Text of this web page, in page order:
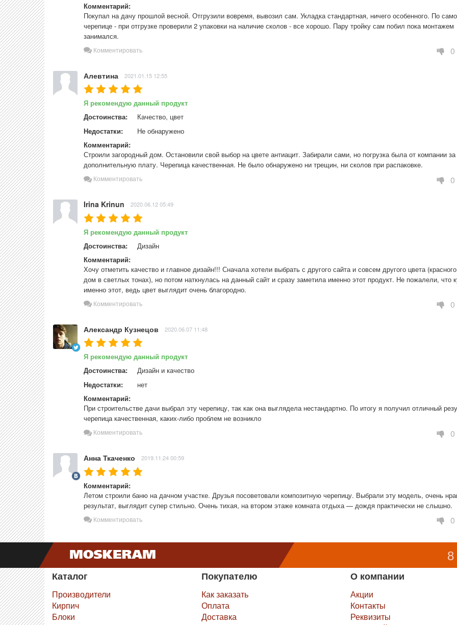
Комментарий:
Покупал на дачу прошлой весной. Отгрузили вовремя, вывозил сам. Укладка стандартная, ничего особенного. По
черепице - при отгрузке проверили 2 упаковки на наличие сколов - все хорошо. Пару тройку сам побил пока монтажем
занимался.
Комментировать 0
Алевтина 2021.01.15 12:55
Я рекомендую данный продукт
Достоинства:
Качество, цвет
Недостатки:
Не обнаружено
Комментарий:
Строили загородный дом. Остановили свой выбор на цвете антиацит. Забирали сами, но погрузка была от компании за
дополнительную плату. Черепица качественная. Не было обнаружено ни трещин, ни сколов при распаковке.
Комментировать 0
Irina Krinun 2020.06.12 05:49
Я рекомендую данный продукт
Достоинства:
Дизайн
Комментарий:
Хочу отметить качество и главное дизайн!!! Сначала хотели выбрать с другого сайта и совсем другого цвета
дом в светлых тонах), но потом наткнулась на данный сайт и сразу заметила именно этот продукт. Не пожалели, что
именно этот, ведь цвет выглядит очень благородно.
Комментировать 0
Александр Кузнецов 2020.06.07 11:48
Я рекомендую данный продукт
Достоинства:
Дизайн и качество
Недостатки:
нет
Комментарий:
При строительстве дачи выбрал эту черепицу, так как она выглядела нестандартно. По итогу я получил отличный
черепица качественная, каких-либо проблем не возникло
Комментировать 0
Анна Ткаченко 2019.11.24 00:59
Комментарий:
Летом строили баню на дачном участке. Друзья посоветовали композитную черепицу. Выбрали эту модель, очень
результат, выглядит супер стильно. Очень тихая, на втором этаже комната отдыха — дождя практически не слышно.
Комментировать 0
Каталог
Производители
Кирпич
Блоки
Покупателю
Как заказать
Оплата
Доставка
О компании
Акции
Контакты
Реквизиты